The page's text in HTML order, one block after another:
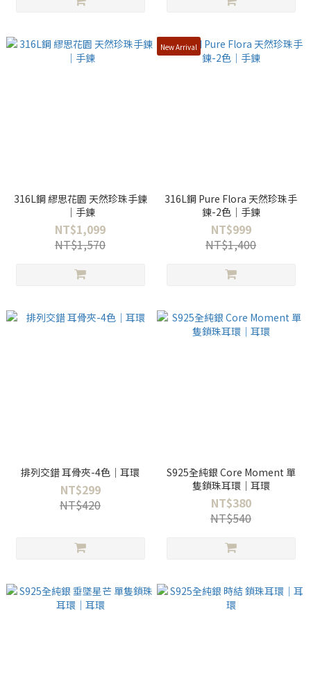
316L鋼 繆思花園 天然珍珠手鍊
｜手鍊
NT$1,099
NT$1,570
New Arrival
316L鋼 Pure Flora 天然珍珠手
鍊-2色｜手鍊
NT$999
NT$1,400
排列交錯 耳骨夾-4色｜耳環
NT$299
NT$420
S925全純銀 Core Moment 單
隻鎖珠耳環｜耳環
NT$380
NT$540